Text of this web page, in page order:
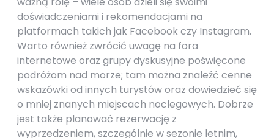
doświadczeniami i rekomendacjami na
platformach takich jak Facebook czy Instagram.
Warto również zwrócić uwagę na fora
internetowe oraz grupy dyskusyjne poświęcone
podróżom nad morze; tam można znaleźć cenne
wskazówki od innych turystów oraz dowiedzieć się
o mniej znanych miejscach noclegowych. Dobrze
jest także planować rezerwację z
wyprzedzeniem, szczególnie w sezonie letnim,